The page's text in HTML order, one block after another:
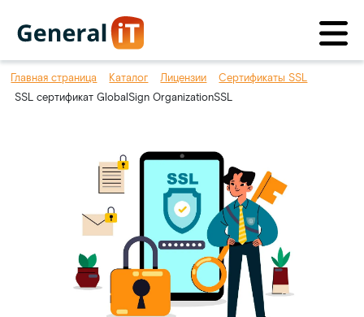
Главная страница Каталог Лицензии
Сертификаты SSL
SSL сертификат GlobalSign OrganizationSSL